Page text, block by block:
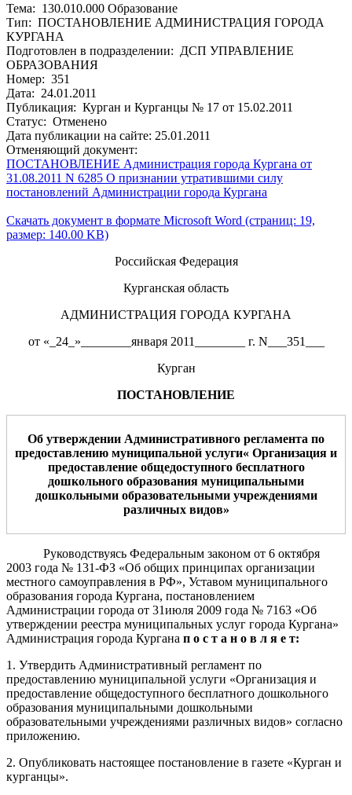
Тема: 130.010.000 Образование
Тип: ПОСТАНОВЛЕНИЕ АДМИНИСТРАЦИЯ ГОРОДА
КУРГАНА
Подготовлен в подразделении: ДСП УПРАВЛЕНИЕ
ОБРАЗОВАНИЯ
Номер: 351
Дата: 24.01.2011
Публикация: Курган и Курганцы № 17 от 15.02.2011
Статус: Отменено
Дата публикации на сайте: 25.01.2011
Отменяющий документ:
ПОСТАНОВЛЕНИЕ Администрация города Кургана от
31.08.2011 N 6285 О признании утратившими силу
постановлений Администрации города Кургана
Скачать документ в формате Microsoft Word (страниц: 19,
размер: 140.00 KB)
Российская Федерация
Курганская область
АДМИНИСТРАЦИЯ ГОРОДА КУРГАНА
от «_24_»________января 2011________ г. N___351___
Курган
ПОСТАНОВЛЕНИЕ
Об утверждении Административного регламента по
предоставлению муниципальной услуги« Организация и
предоставление общедоступного бесплатного
дошкольного образования муниципальными
дошкольными образовательными учреждениями
различных видов»
Руководствуясь Федеральным законом от 6 октября
2003 года № 131-ФЗ «Об общих принципах организации
местного самоуправления в РФ», Уставом муниципального
образования города Кургана, постановлением
Администрации города от 31июля 2009 года № 7163 «Об
утверждении реестра муниципальных услуг города Кургана»
Администрация города Кургана п о с т а н о в л я е т:
1. Утвердить Административный регламент по
предоставлению муниципальной услуги «Организация и
предоставление общедоступного бесплатного дошкольного
образования муниципальными дошкольными
образовательными учреждениями различных видов» согласно
приложению.
2. Опубликовать настоящее постановление в газете «Курган и
курганцы».